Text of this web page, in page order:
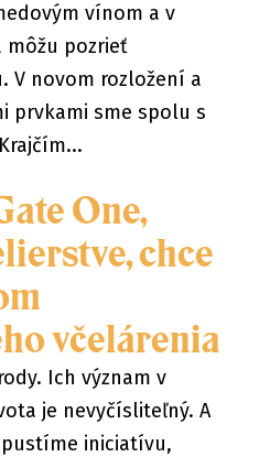
vínom a v
môžu pozrieť
V novom rozložení a
prvkami sme spolu s
One,
chce
včelárenia
Ich význam v
je nevyčísliteľný. A
iniciatívu,